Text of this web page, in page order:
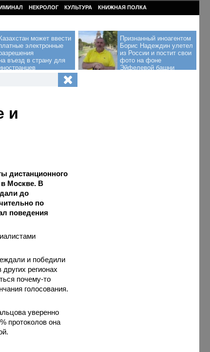
НЕКРОЛОГ КУЛЬТУРА КНИЖНАЯ ПОЛКА
Казахстан может ввести
электронные
въезд в страну для
Признанный иноагентом
Борис Надеждин улетел
из России и постит свои
фото на фоне
Эйфелевой башни
и
дистанционного
в Москве. В
до
по
поведения
и победили
регионах
почему-то
голосования.
уверенно
протоколов она